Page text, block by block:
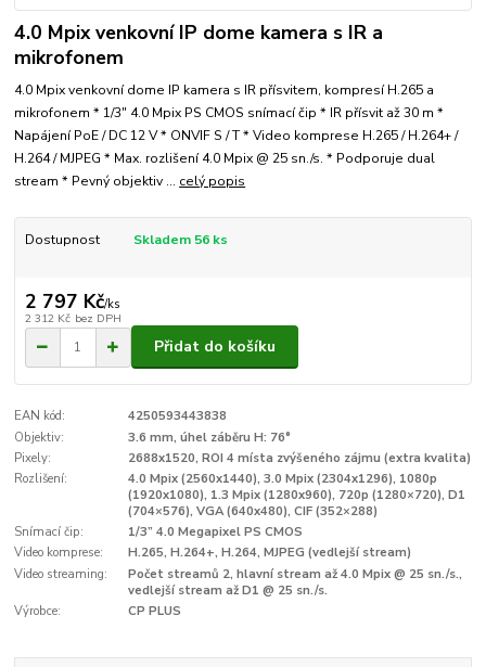
4.0 Mpix venkovní IP dome kamera s IR a
mikrofonem
4.0 Mpix venkovní dome IP kamera s IR přísvitem, kompresí H.265 a
mikrofonem * 1/3" 4.0 Mpix PS CMOS snímací čip * IR přísvit až 30 m *
Napájení PoE / DC 12 V * ONVIF S / T * Video komprese H.265 / H.264+ /
H.264 / MJPEG * Max. rozlišení 4.0 Mpix @ 25 sn./s. * Podporuje dual
stream * Pevný objektiv ... celý popis
Dostupnost Skladem 56 ks
2 797 Kč/ks
2 312 Kč bez DPH
Přidat do košíku
EAN kód:
4250593443838
Objektiv:
3.6 mm, úhel záběru H: 76°
Pixely:
2688x1520, ROI 4 místa zvýšeného zájmu (extra kvalita)
Rozlišení:
4.0 Mpix (2560x1440), 3.0 Mpix (2304x1296), 1080p
(1920x1080), 1.3 Mpix (1280x960), 720p (1280×720), D1
(704×576), VGA (640x480), CIF (352×288)
Snímací čip:
1/3” 4.0 Megapixel PS CMOS
Video komprese:
H.265, H.264+, H.264, MJPEG (vedlejší stream)
Video streaming:
Počet streamů 2, hlavní stream až 4.0 Mpix @ 25 sn./s.,
vedlejší stream až D1 @ 25 sn./s.
Výrobce:
CP PLUS